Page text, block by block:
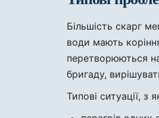
Більшість скарг
води мають
перетворюються
бригаду,
Типові ситуації,